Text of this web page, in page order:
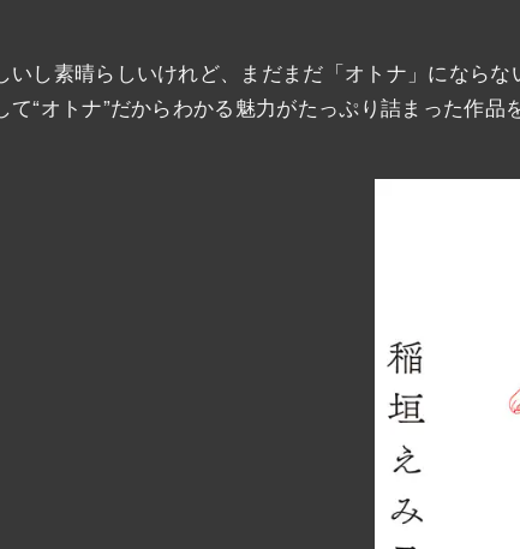
いし素晴らしいけれど、まだまだ「オトナ」になら
て“オトナ”だからわかる魅力がたっぷり詰まった作品